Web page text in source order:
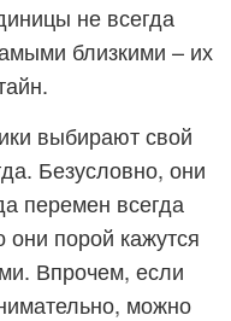
не всегда
близкими – их
выбирают свой
Безусловно, они
перемен всегда
они порой кажутся
Впрочем, если
можно